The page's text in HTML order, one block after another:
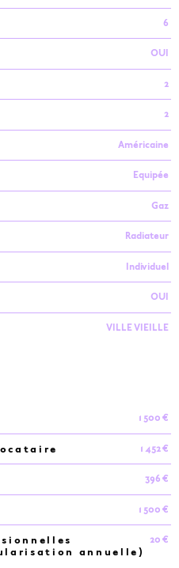
6
OUI
2
2
Américaine
Equipée
Gaz
Radiateur
Individuel
OUI
VILLE VIEILLE
1 500 €
1 452 €
396 €
1 500 €
annuelle)
20 €